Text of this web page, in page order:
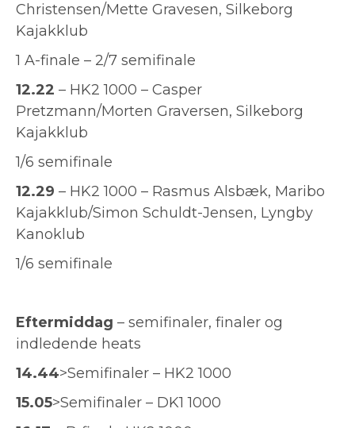
Christensen/Mette Gravesen, Silkeborg
Kajakklub
1 A-finale – 2/7 semifinale
12.22 – HK2 1000 – Casper
Pretzmann/Morten Graversen, Silkeborg
Kajakklub
1/6 semifinale
12.29 – HK2 1000 – Rasmus Alsbæk, Maribo
Kajakklub/Simon Schuldt-Jensen, Lyngby
Kanoklub
1/6 semifinale
Eftermiddag – semifinaler, finaler og
indledende heats
14.44>Semifinaler – HK2 1000
15.05>Semifinaler – DK1 1000